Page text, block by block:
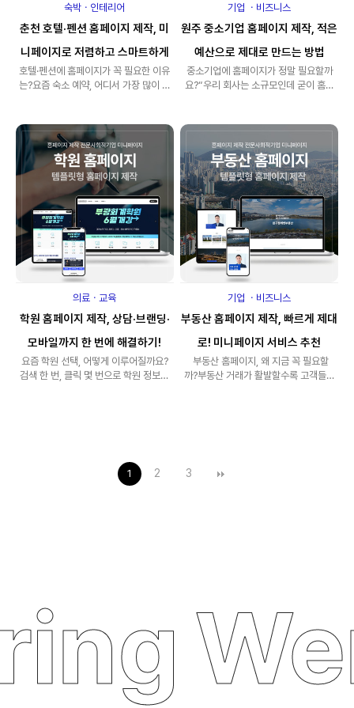
숙박ㆍ인테리어
춘천 호텔·펜션 홈페이지 제작, 미
니페이지로 저렴하고 스마트하게
호텔·펜션에 홈페이지가 꼭 필요한 이유
는?요즘 숙소 예약, 어디서 가장 많이 하
기업 ㆍ비즈니스
원주 중소기업 홈페이지 제작, 적은
예산으로 제대로 만드는 방법
중소기업에 홈페이지가 정말 필요할까
요?“우리 회사는 소규모인데 굳이 홈페
의료ㆍ교육
학원 홈페이지 제작, 상담·브랜딩·
모바일까지 한 번에 해결하기!
요즘 학원 선택, 어떻게 이루어질까요?
검색 한 번, 클릭 몇 번으로 학원 정보를
기업 ㆍ비즈니스
부동산 홈페이지 제작, 빠르게 제대
로! 미니페이지 서비스 추천
부동산 홈페이지, 왜 지금 꼭 필요할
까? 부동산 거래가 활발할수록 고객들은
1 2 3